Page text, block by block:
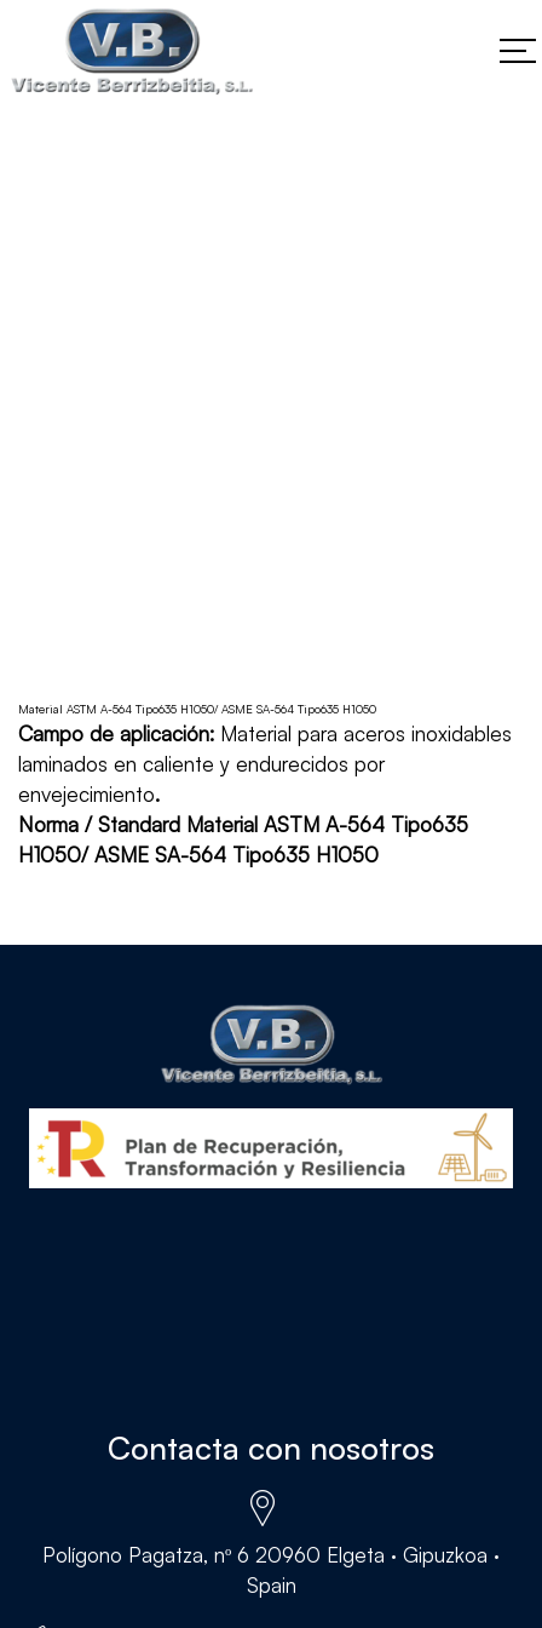
Material ASTM A-564 Tipo635 H1050/ ASME SA-564 Tipo635 H1050
Campo de aplicación: Material para aceros inoxidables
laminados en caliente y endurecidos por
envejecimiento.
Norma / Standard Material ASTM A-564 Tipo635
H1050/ ASME SA-564 Tipo635 H1050
Contacta con nosotros
Polígono Pagatza, nº 6 20960 Elgeta · Gipuzkoa ·
Spain